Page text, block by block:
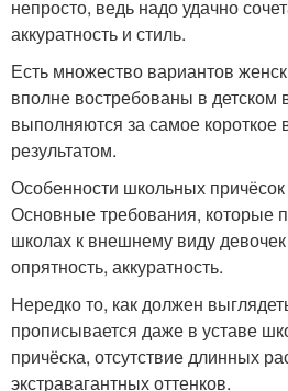
непросто, ведь надо удачно
аккуратность и стиль.
Есть множество вариантов
вполне востребованы в детском
выполняются за самое
результатом.
Особенности школьных
Основные требования, которые
школах к внешнему виду
опрятность, аккуратность.
Нередко то, как должен
прописывается даже в уставе
причёска, отсутствие длинных
экстравагантных оттенков.